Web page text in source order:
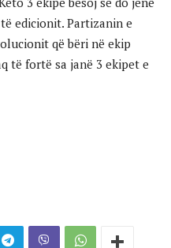
edicionit. Partizanin e
që bëri në ekip
të fortë sa janë 3 ekipet e